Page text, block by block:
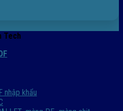
Tech
nhập khẩu